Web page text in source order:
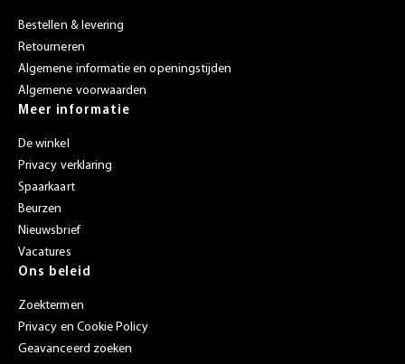
Bestellen & levering
Retourneren
Algemene informatie en openingstijden
Algemene voorwaarden
Meer informatie
De winkel
Privacy verklaring
Spaarkaart
Beurzen
Nieuwsbrief
Vacatures
Ons beleid
Zoektermen
Privacy en Cookie Policy
Geavanceerd zoeken